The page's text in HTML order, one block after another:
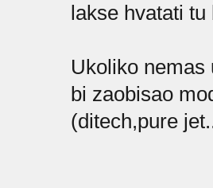
lakse hvatati
Ukoliko nemas
bi zaobisao
(ditech,pure